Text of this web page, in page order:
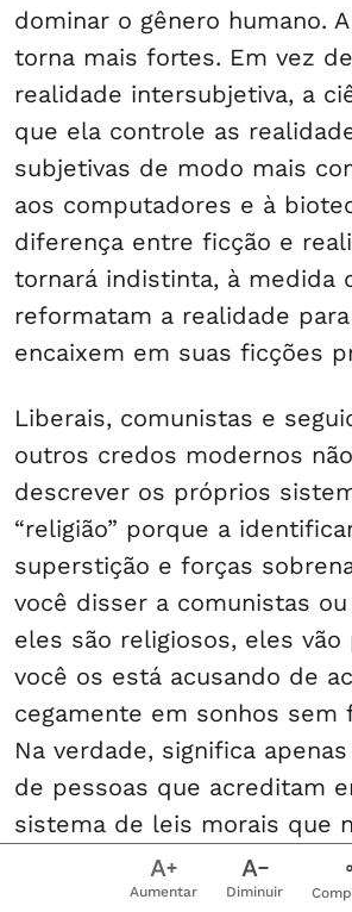
dominar o gênero humano.
torna mais fortes. Em vez
realidade intersubjetiva, a
que ela controle as
subjetivas de modo mais
aos computadores e à
diferença entre ficção e
tornará indistinta, à medida
reformatam a realidade
encaixem em suas ficções
Liberais, comunistas e
outros credos modernos
descrever os próprios
“religião” porque a
superstição e forças
você disser a comunistas
eles são religiosos, eles vão
você os está acusando de
cegamente em sonhos sem
Na verdade, significa
de pessoas que acreditam
sistema de leis morais que
inventado pelo homem e ao
disso, os humanos devem
Aumentar Diminuir